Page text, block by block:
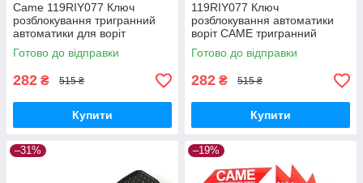
Came 119RIY077 Ключ
розблокування тригранний
автоматики для воріт
Готово до відправки
282 ₴ 515 ₴
Купити
119RIY077 Ключ
розблокування автоматики
воріт CAME тригранний
Готово до відправки
282 ₴ 515 ₴
Купити
–31% –19%